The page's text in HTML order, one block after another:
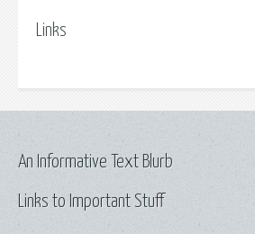
Links
Links to Important Stuff
An Informative Text Blurb